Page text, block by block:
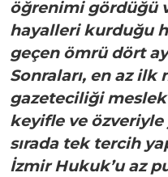
öğrenimi gördüğü
hayalleri kurduğu
geçen ömrü dört
Sonraları, en az
gazeteciliği
keyifle ve özveriyle
sırada tek tercih
İzmir Hukuk’u az